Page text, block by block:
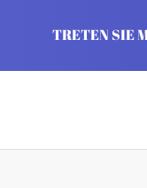
TRETEN SIE